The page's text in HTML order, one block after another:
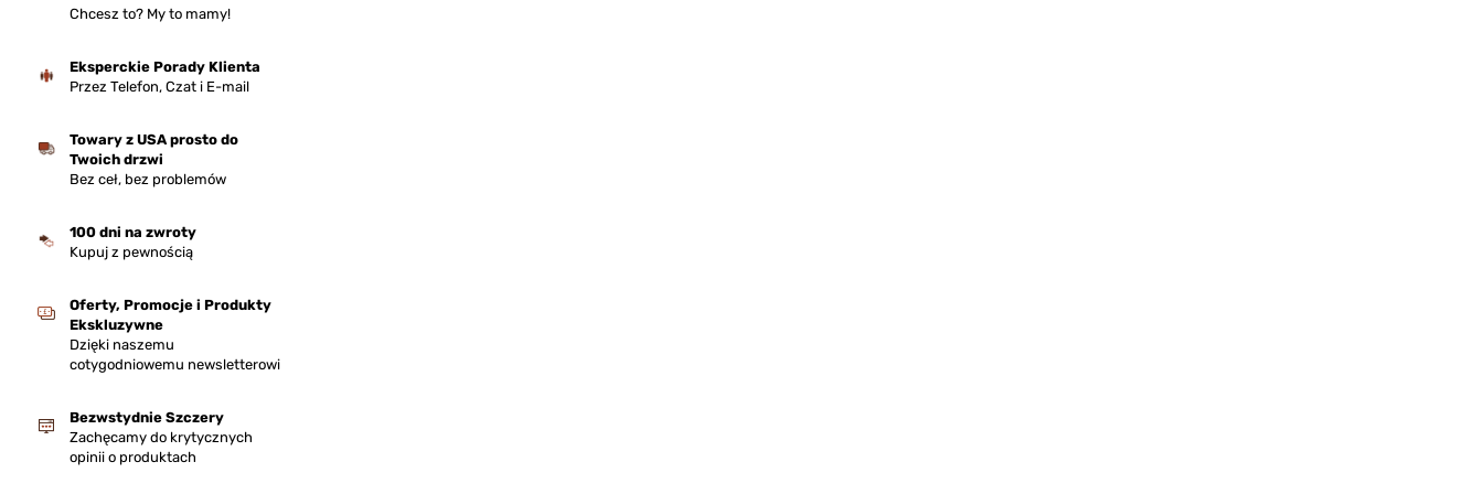
Chcesz to? My to mamy!
Eksperckie Porady Klienta
Przez Telefon, Czat i E-mail
Towary z USA prosto do
Twoich drzwi
Bez ceł, bez problemów
100 dni na zwroty
Kupuj z pewnością
Oferty, Promocje i Produkty
Ekskluzywne
Dzięki naszemu
cotygodniowemu newsletterowi
Bezwstydnie Szczery
Zachęcamy do krytycznych
opinii o produktach